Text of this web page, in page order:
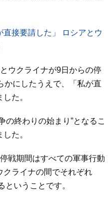
直接要請した」 ロシアとウ
ウクライナが9日からの停
かにしたうえで、「私が直
た。
の終わりの始まり”となるこ
た。
戦期間はすべての軍事行動
クライナの間でそれぞれ
ということです。